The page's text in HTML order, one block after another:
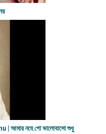
নহে গো ভালোবাসো শুধু